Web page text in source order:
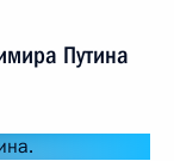
Путина